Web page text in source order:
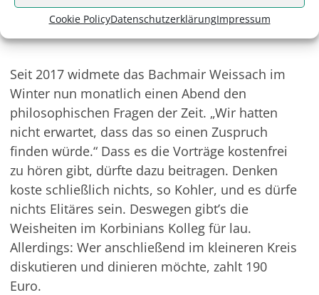
Cookie PolicyDatenschutzerklärungImpressum
benannt, sondern auch nach dem Heiligen Korbinian.
Foto: Ines Wagner
Seit 2017 widmete das Bachmair Weissach im
Winter nun monatlich einen Abend den
philosophischen Fragen der Zeit. „Wir hatten
nicht erwartet, dass das so einen Zuspruch
finden würde.“ Dass es die Vorträge kostenfrei
zu hören gibt, dürfte dazu beitragen. Denken
koste schließlich nichts, so Kohler, und es dürfe
nichts Elitäres sein. Deswegen gibt’s die
Weisheiten im Korbinians Kolleg für lau.
Allerdings: Wer anschließend im kleineren Kreis
diskutieren und dinieren möchte, zahlt 190
Euro.